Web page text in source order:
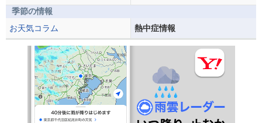
季節の情報
お天気コラム
熱中症情報